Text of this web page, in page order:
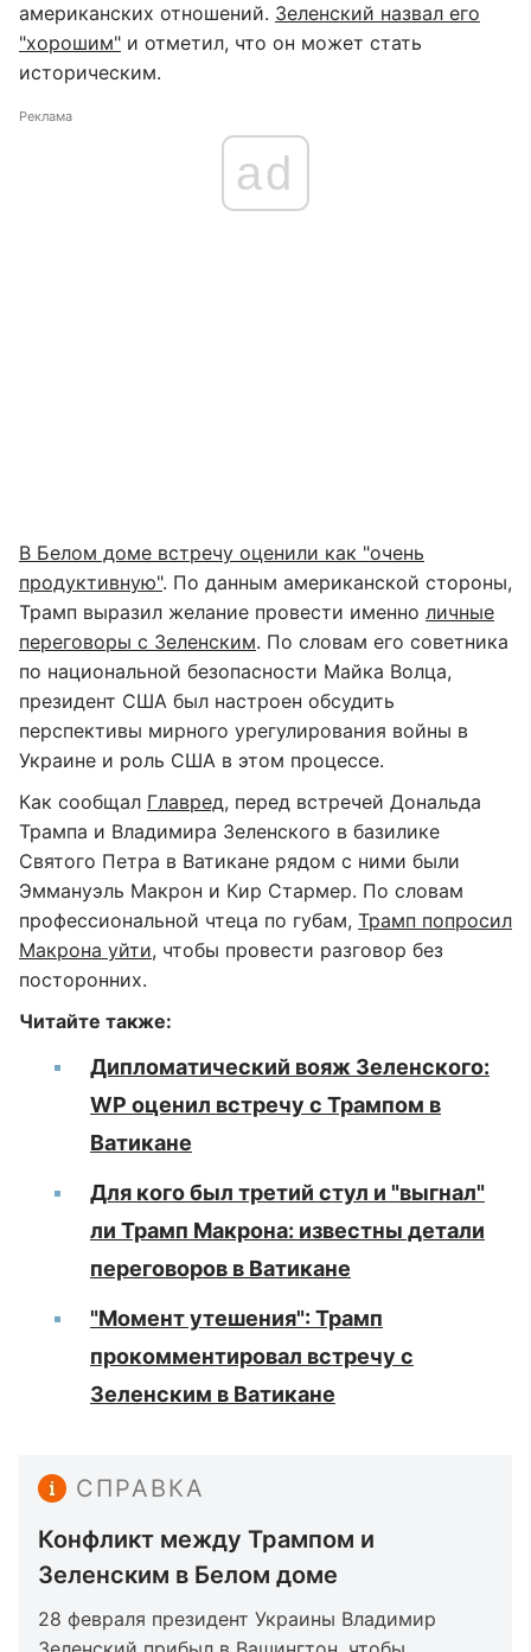
американских отношений. Зеленский назвал его
"хорошим" и отметил, что он может стать
историческим.
Реклама
ad
В Белом доме встречу оценили как "очень
продуктивную". По данным американской стороны,
Трамп выразил желание провести именно личные
переговоры с Зеленским. По словам его советника
по национальной безопасности Майка Волца,
президент США был настроен обсудить
перспективы мирного урегулирования войны в
Украине и роль США в этом процессе.
Как сообщал Главред, перед встречей Дональда
Трампа и Владимира Зеленского в базилике
Святого Петра в Ватикане рядом с ними были
Эммануэль Макрон и Кир Стармер. По словам
профессиональной чтеца по губам, Трамп попросил
Макрона уйти, чтобы провести разговор без
посторонних.
Читайте также:
Дипломатический вояж Зеленского:
WP оценил встречу с Трампом в
Ватикане
Для кого был третий стул и "выгнал"
ли Трамп Макрона: известны детали
переговоров в Ватикане
"Момент утешения": Трамп
прокомментировал встречу с
Зеленским в Ватикане
СПРАВКА
Конфликт между Трампом и
Зеленским в Белом доме
28 февраля президент Украины Владимир